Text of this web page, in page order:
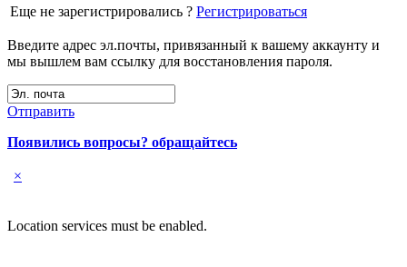
Еще не зарегистрировались ? Регистрироваться
Введите адрес эл.почты, привязанный к вашему аккаунту и
мы вышлем вам ссылку для восстановления пароля.
Отправить
Появились вопросы? обращайтесь
×
Location services must be enabled.